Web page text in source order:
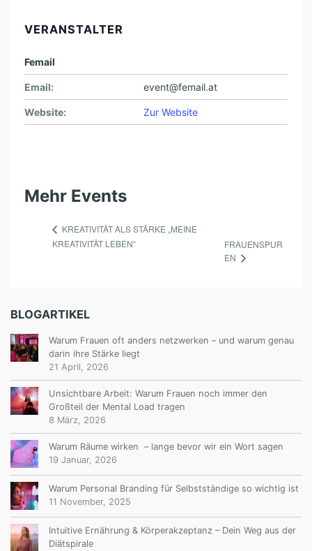
VERANSTALTER
Femail
Email: event@femail.at
Website: Zur Website
Mehr Events
KREATIVITÄT ALS STÄRKE „MEINE
KREATIVITÄT LEBEN“
FRAUENSPUR
EN
BLOGARTIKEL
Warum Frauen oft anders netzwerken – und warum genau
darin ihre Stärke liegt
21 April, 2026
Unsichtbare Arbeit: Warum Frauen noch immer den
Großteil der Mental Load tragen
8 März, 2026
Warum Räume wirken – lange bevor wir ein Wort sagen
19 Januar, 2026
Warum Personal Branding für Selbstständige so wichtig ist
11 November, 2025
Intuitive Ernährung & Körperakzeptanz – Dein Weg aus der
Diätspirale